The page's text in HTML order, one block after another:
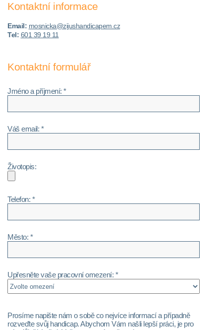
Kontaktní informace
Email: mosnicka@zijushandicapem.cz
Tel: 601 39 19 11
Kontaktní formulář
Jméno a příjmení: *
Váš email: *
Životopis:
Telefon: *
Město: *
Upřesněte vaše pracovní omezení: *
Prosíme napište nám o sobě co nejvíce informací a případně
rozveďte svůj handicap. Abychom Vám našli lepší práci, je pro